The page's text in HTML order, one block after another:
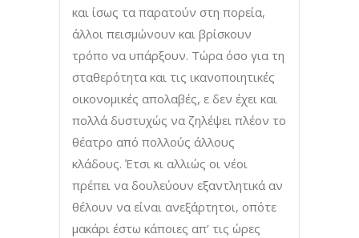
και ίσως τα παρατούν στη πορεία,
άλλοι πεισμώνουν και βρίσκουν
τρόπο να υπάρξουν. Τώρα όσο για τη
σταθερότητα και τις ικανοποιητικές
οικονομικές απολαβές, ε δεν έχει και
πολλά δυστυχώς να ζηλέψει πλέον το
θέατρο από πολλούς άλλους
κλάδους. Έτσι κι αλλιώς οι νέοι
πρέπει να δουλεύουν εξαντλητικά αν
θέλουν να είναι ανεξάρτητοι, οπότε
μακάρι έστω κάποιες απ’ τις ώρες